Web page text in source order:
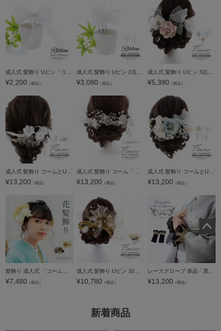
¥2,200 （税込） ¥3,080 （税込） ¥5,390 （税込）
¥13,200 （税込） ¥13,200 （税込） ¥13,200 （税込）
¥7,480 （税込） ¥10,780 （税込）
レースグローブ 単品「黒×金」日本製 付け袖 3段フリル 重ね着 レイヤード エレガント レトロ 可愛い 振袖 着物 成人式 卒業式【メール便不可】
¥13,200 （税込）
新着商品
ペー
ップ
へ